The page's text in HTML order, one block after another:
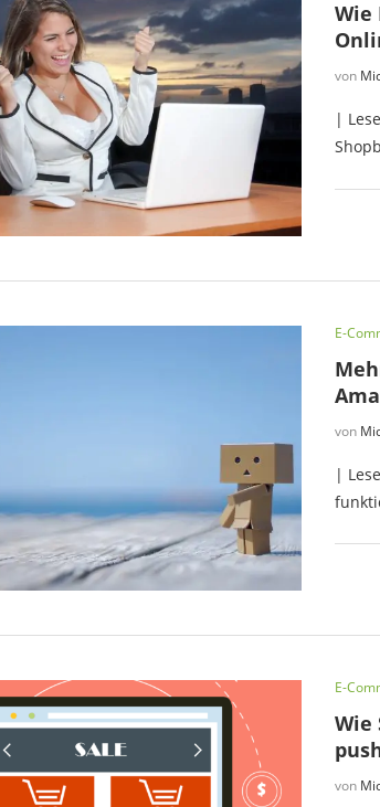
Wie
von
|
E-
von
|
E-
Wie
von